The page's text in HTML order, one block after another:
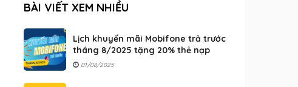
BÀI VIẾT XEM NHIỀU
Lịch khuyến mãi Mobifone trả trước
tháng 8/2025 tặng 20% thẻ nạp
01/08/2025